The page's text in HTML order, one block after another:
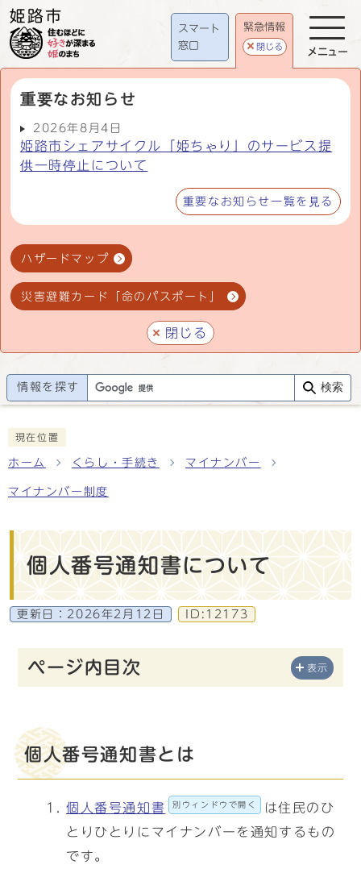
スマート
窓口
緊急情報
閉じる
重要なお知らせ
2026年8月4日
姫路市シェアサイクル「姫ちゃり」のサービス提
供一時停止について
重要なお知らせ一覧を見る
ハザードマップ
災害避難カード「命のパスポート」
閉じる
メニュー
情報を探す 検索
現在位置
ホーム くらし・手続き マイナンバー
マイナンバー制度
個人番号通知書について
更新日： 2026年2月12日 ID:12173
ページ内目次 表示
個人番号通知書とは
個人番号通知書 別ウィンドウで開く
は住民のひ
とりひとりにマイナンバーを通知するもの
です。